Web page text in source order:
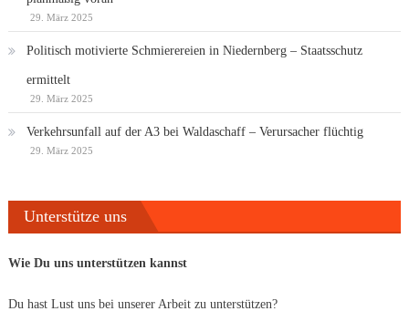
29. März 2025
Politisch motivierte Schmierereien in Niedernberg – Staatsschutz
ermittelt
29. März 2025
Verkehrsunfall auf der A3 bei Waldaschaff – Verursacher flüchtig
29. März 2025
Unterstütze uns
Wie Du uns unterstützen kannst
Du hast Lust uns bei unserer Arbeit zu unterstützen?